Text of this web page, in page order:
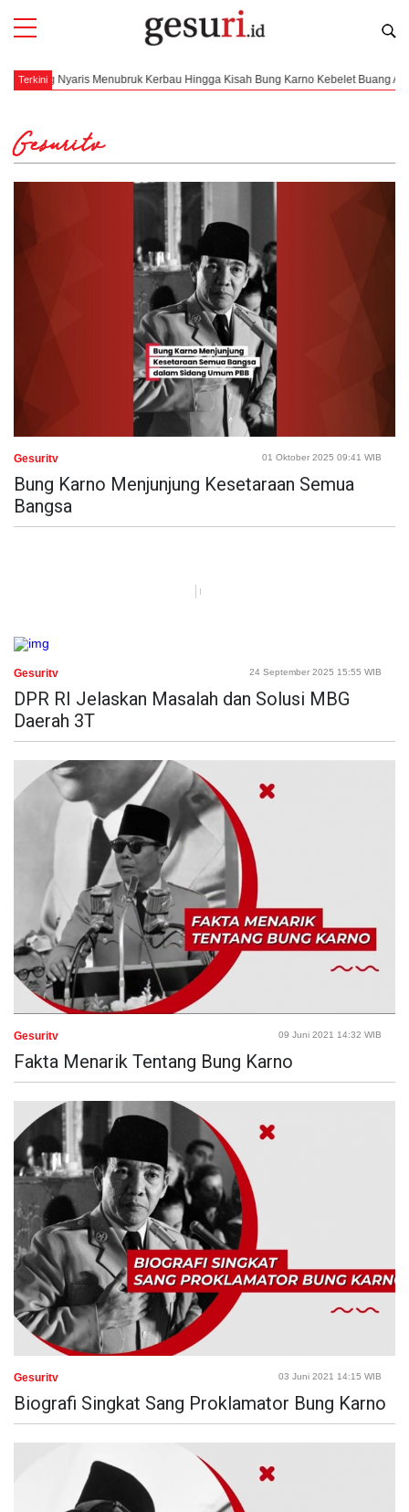
TerkiniKerbau Hingga Kisah Bung Karno Kebelet Buang Air Kecil
Gesuritv
Gesuritv 01 Oktober 2025 09:41 WIB
Bung Karno Menjunjung Kesetaraan Semua
Bangsa
Gesuritv 24 September 2025 15:55 WIB
DPR RI Jelaskan Masalah dan Solusi MBG
Daerah 3T
Gesuritv 09 Juni 2021 14:32 WIB
Fakta Menarik Tentang Bung Karno
Gesuritv 03 Juni 2021 14:15 WIB
Biografi Singkat Sang Proklamator Bung Karno